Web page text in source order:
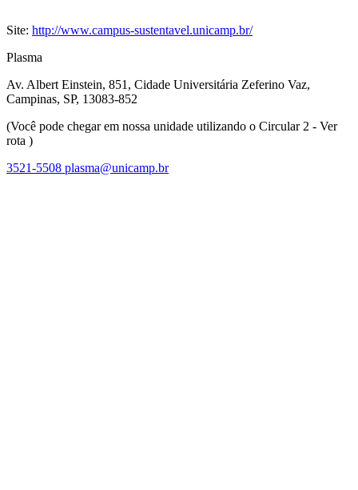
Site: http://www.campus-sustentavel.unicamp.br/
Plasma
Av. Albert Einstein, 851, Cidade Universitária Zeferino Vaz,
Campinas, SP, 13083-852
(Você pode chegar em nossa unidade utilizando o Circular 2 - Ver
rota )
3521-5508 plasma@unicamp.br